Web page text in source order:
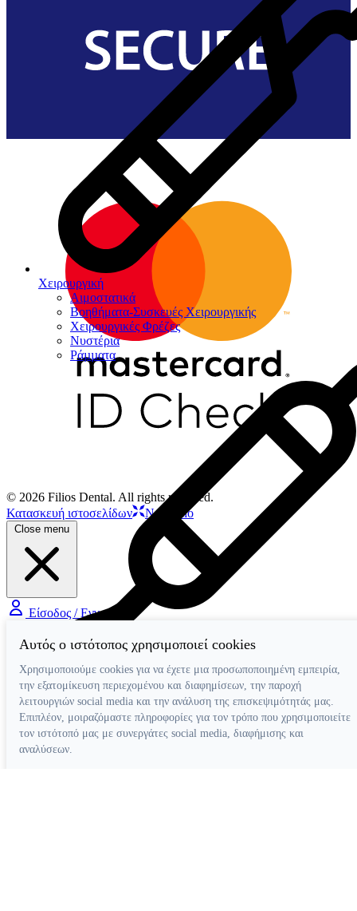
Χειρουργική
Αιμοστατικά
Βοηθήματα-Συσκευές Χειρουργικής
Χειρουργικές Φρέζες
Νυστέρια
Ράµµατα
Διάφορα Βοηθήματα
© 2026 Filios Dental. All rights reserved.
Κατασκευή ιστοσελίδων
Netstudio
Close menu
Είσοδος / Εγγραφή
Αυτός ο ιστότοπος χρησιμοποιεί cookies
Χρησιμοποιούμε cookies για να έχετε μια προσωποποιημένη εμπειρία,
την εξατομίκευση περιεχομένου και διαφημίσεων, την παροχή
λειτουργιών social media και την ανάλυση της επισκεψιμότητάς μας.
Επιπλέον, μοιραζόμαστε πληροφορίες για τον τρόπο που χρησιμοποιείτε
τον ιστότοπό μας με συνεργάτες social media, διαφήμισης και
αναλύσεων.